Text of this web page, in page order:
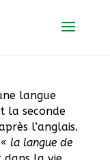
langue
la seconde
l’anglais.
la langue de